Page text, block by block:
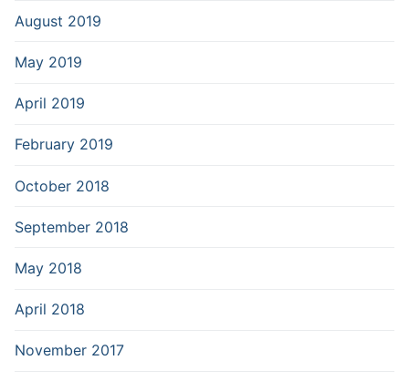
August 2019
May 2019
April 2019
February 2019
October 2018
September 2018
May 2018
April 2018
November 2017